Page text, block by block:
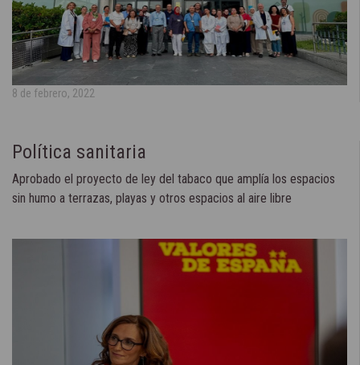
8 de febrero, 2022
Política sanitaria
Aprobado el proyecto de ley del tabaco que amplía los espacios
sin humo a terrazas, playas y otros espacios al aire libre